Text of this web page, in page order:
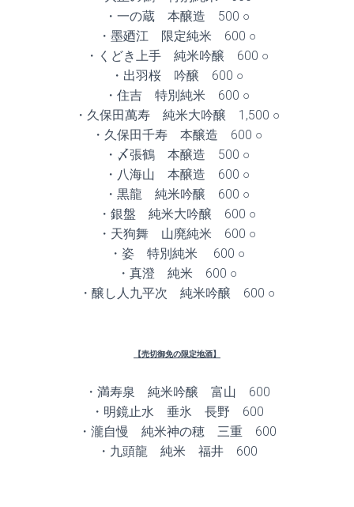
・一の蔵 本醸造 500 ○
・墨廼江 限定純米 600 ○
・くどき上手 純米吟醸 600 ○
・出羽桜 吟醸 600 ○
・住吉 特別純米 600 ○
・久保田萬寿 純米大吟醸 1,500 ○
・久保田千寿 本醸造 600 ○
・〆張鶴 本醸造 500 ○
・八海山 本醸造 600 ○
・黒龍 純米吟醸 600 ○
・銀盤 純米大吟醸 600 ○
・天狗舞 山廃純米 600 ○
・姿 特別純米 600 ○
・真澄 純米 600 ○
・醸し人九平次 純米吟醸 600 ○
【売切御免の限定地酒】
・満寿泉 純米吟醸 富山 600
・明鏡止水 垂氷 長野 600
・瀧自慢 純米神の穂 三重 600
・九頭龍 純米 福井 600